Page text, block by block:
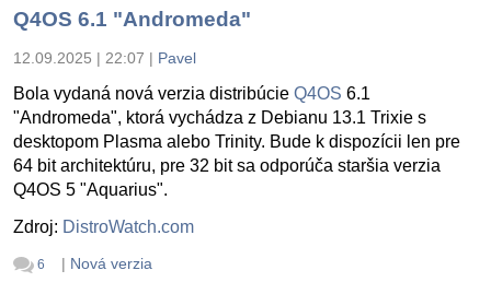
Q4OS 6.1 "Andromeda"
12.09.2025 | 22:07 | Pavel
Bola vydaná nová verzia distribúcie Q4OS 6.1
"Andromeda", ktorá vychádza z Debianu 13.1 Trixie s
desktopom Plasma alebo Trinity. Bude k dispozícii len pre
64 bit architektúru, pre 32 bit sa odporúča staršia verzia
Q4OS 5 "Aquarius".
Zdroj: DistroWatch.com
6 | Nová verzia